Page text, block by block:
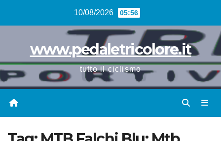
10/08/2026 05:56
www.pedaletricolore.it
tutto il ciclismo